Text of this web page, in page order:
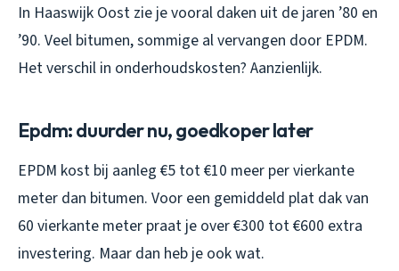
In Haaswijk Oost zie je vooral daken uit de jaren ’80 en
’90. Veel bitumen, sommige al vervangen door EPDM.
Het verschil in onderhoudskosten? Aanzienlijk.
Epdm: duurder nu, goedkoper later
EPDM kost bij aanleg €5 tot €10 meer per vierkante
meter dan bitumen. Voor een gemiddeld plat dak van
60 vierkante meter praat je over €300 tot €600 extra
investering. Maar dan heb je ook wat.